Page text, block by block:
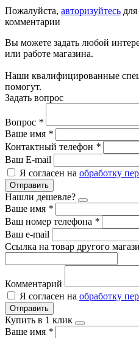
Пожалуйста, авторизуйтесь
комментарии
Вы можете задать любой
или работе магазина.
Наши квалифицированные
помогут.
Задать вопрос
Вопрос *
Ваше имя *
Контактный телефон *
Ваш E-mail
Я согласен на обработку
Отправить
Нашли дешевле?
Ваше имя *
Ваш номер телефона *
Ваш e-mail
Ссылка на товар другого
Комментарий
Я согласен на обработку
Отправить
Купить в 1 клик
Ваше имя *